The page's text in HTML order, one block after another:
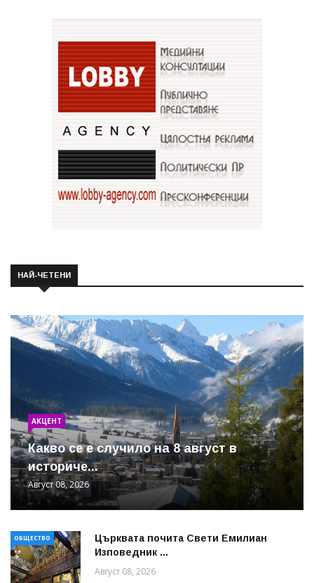
НАЙ-ЧЕТЕНИ
АКЦЕНТ
Какво се е случило на 8 август в
историче...
Август 08, 2026
ОБЩЕСТВО
Църквата почита Свeти Емилиан
Изповедник ...
Август 08, 2026